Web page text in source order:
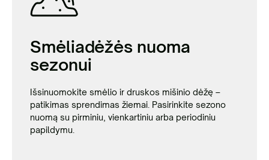
Smėliadėžės nuoma
sezonui
Išsinuomokite smėlio ir druskos mišinio dėžę –
patikimas sprendimas žiemai. Pasirinkite sezono
nuomą su pirminiu, vienkartiniu arba periodiniu
papildymu.